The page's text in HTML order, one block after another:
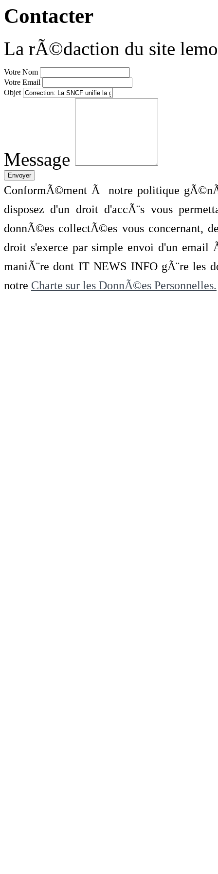
Contacter
La rÃ©daction du site
Votre Nom
Votre Email
Objet
Message
ConformÃ©ment Ã notre politique
disposez d'un droit d'accÃ¨s vous
donnÃ©es collectÃ©es vous concernant,
droit s'exerce par simple envoi d'un
maniÃ¨re dont IT NEWS INFO gÃ¨re les
notre Charte sur les DonnÃ©es Personnelles.